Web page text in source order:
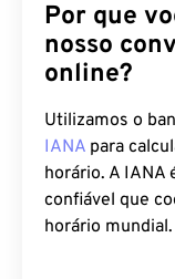
Por que
nosso
online?
Utilizamos o
IANA para
horário. A IANA
confiável que
horário mundial.